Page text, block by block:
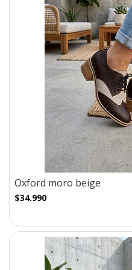
Oxford moro beige
$34.990